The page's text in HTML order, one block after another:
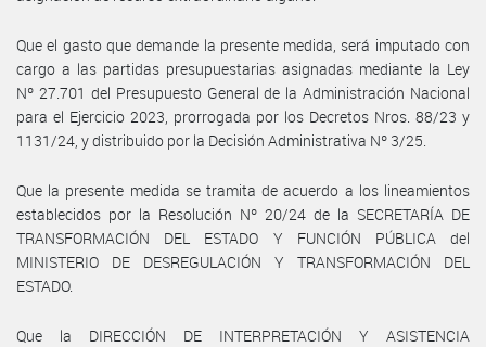
Que el gasto que demande la presente medida, será imputado con
cargo a las partidas presupuestarias asignadas mediante la Ley
Nº 27.701 del Presupuesto General de la Administración Nacional
para el Ejercicio 2023, prorrogada por los Decretos Nros. 88/23 y
1131/24, y distribuido por la Decisión Administrativa Nº 3/25.
Que la presente medida se tramita de acuerdo a los lineamientos
establecidos por la Resolución Nº 20/24 de la SECRETARÍA DE
TRANSFORMACIÓN DEL ESTADO Y FUNCIÓN PÚBLICA del
MINISTERIO DE DESREGULACIÓN Y TRANSFORMACIÓN DEL
ESTADO.
Que la DIRECCIÓN DE INTERPRETACIÓN Y ASISTENCIA